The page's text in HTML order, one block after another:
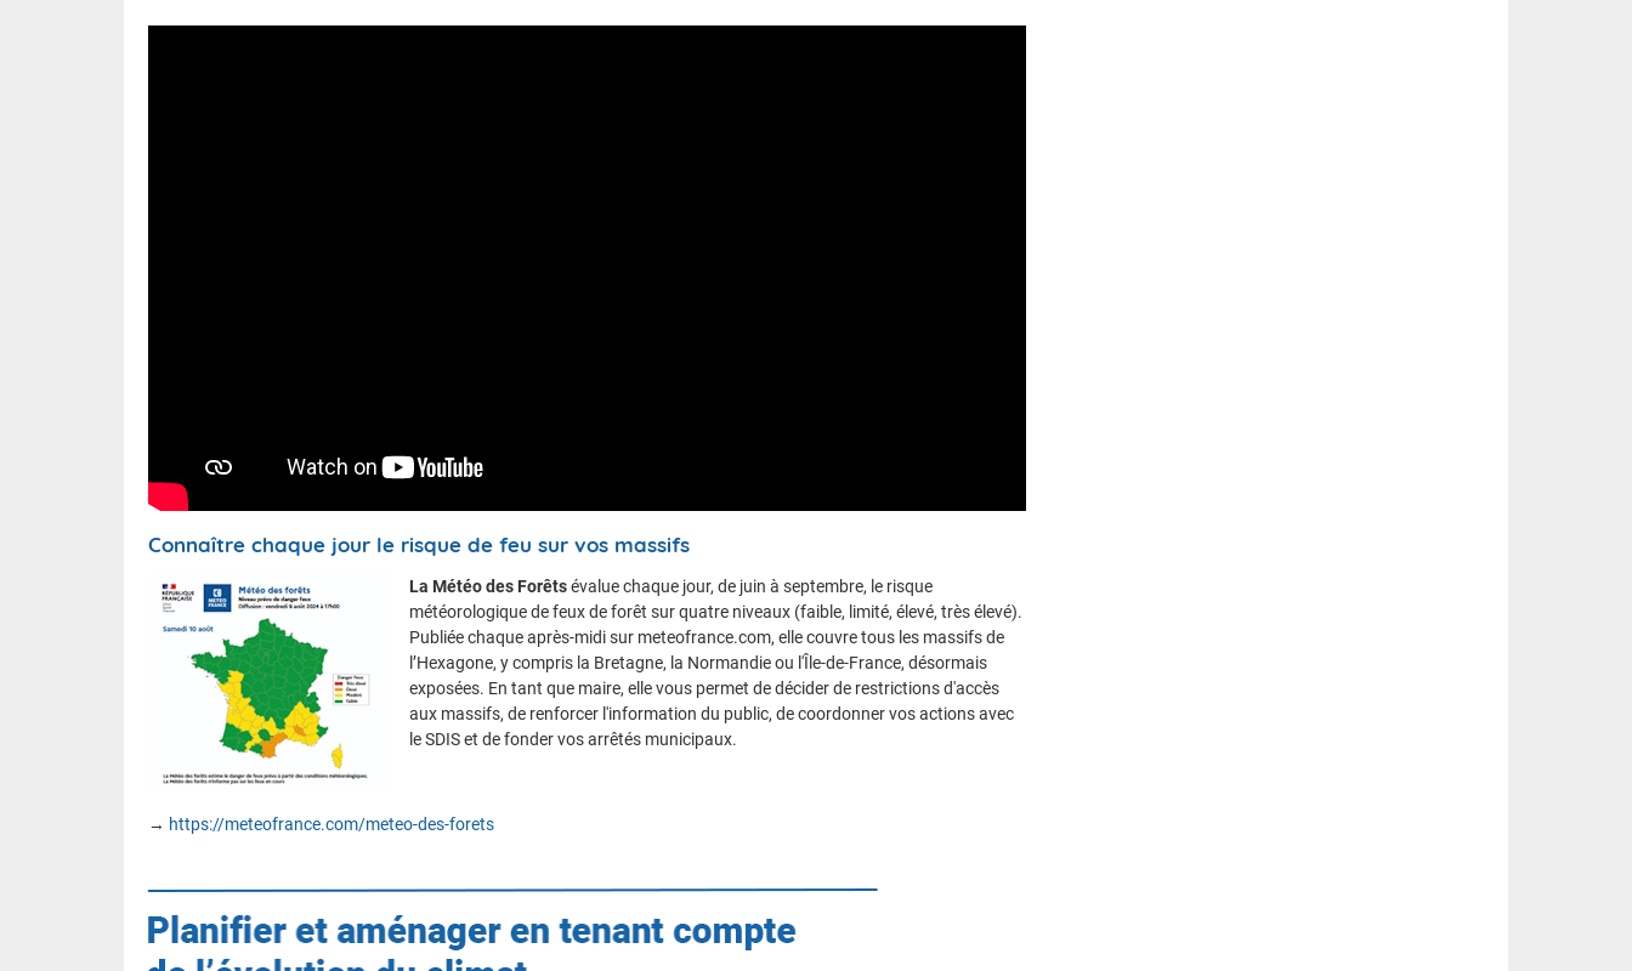
Connaître chaque jour le risque de feu sur vos massifs
La Météo des Forêtsévalue chaque jour, de juin à septembre, le risque
météorologique de feux de forêt sur quatre niveaux (faible, limité, élevé, très élevé).
Publiée chaque après-midi sur meteofrance.com, elle couvre tous les massifs de
l’Hexagone, y compris la Bretagne, la Normandie ou l'Île-de-France, désormais
exposées. En tant que maire, elle vous permet de décider de restrictions d'accès
aux massifs, de renforcer l'information du public, de coordonner vos actions avec
le SDIS et de fonder vos arrêtés municipaux.
→ https://meteofrance.com/meteo-des-forets